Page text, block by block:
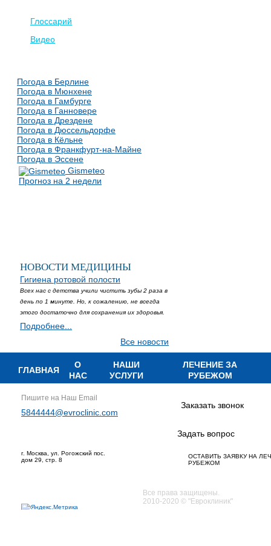
Глоссарий
Видео
Погода в Берлине
Погода в Мюнхене
Погода в Гамбурге
Погода в Ганновере
Погода в Дрездене
Погода в Дюссельдорфе
Погода в Кёльне
Погода в Франкфурт-на-Майне
Погода в Эссене
Gismeteo
Прогноз на 2 недели
НОВОСТИ МЕДИЦИНЫ
Гигиена ротовой полости
Всех нас с детства учили чистить зубы 2 раза в
день по 1 минуте. Но, к сожалению, не всегда
этого достаточно для сохранения их здоровья.
Подробнее...
Все новости
ГЛАВНАЯ
О
НАС
НАШИ
УСЛУГИ
ЛЕЧЕНИЕ ЗА
РУБЕЖОМ
Пишите на Наш Email
5844444@evroclinic.com
Заказать звонок
Задать вопрос
ОСТАВИТЬ ЗАЯВКУ НА
РУБЕЖОМ
г. Москва, ул. Рогожский пос.
дом 29, стр. 8
Все права защищены.
2010-2020 © "Евроклиник"